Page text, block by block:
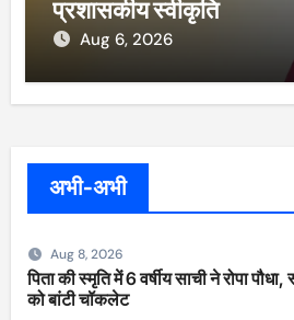
प्रशासकीय स्वीकृति
Aug 6, 2026
अभी-अभी
Aug 8, 2026
पिता की स्मृति में 6 वर्षीय साची ने रोपा
को बांटी चॉकलेट